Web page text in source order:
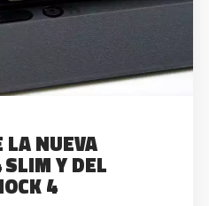
LA NUEVA
Y DEL
4